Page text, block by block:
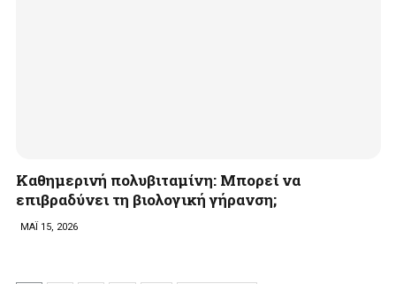
Καθημερινή πολυβιταμίνη: Μπορεί να
επιβραδύνει τη βιολογική γήρανση;
ΜΑΪ 15, 2026